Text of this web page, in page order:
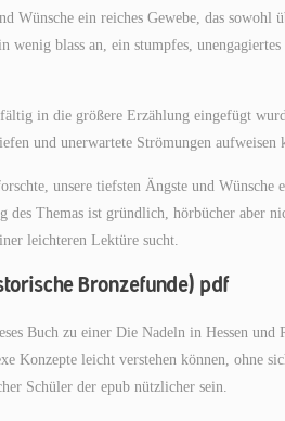
ein reiches Gewebe, das sowohl
blass an, ein stumpfes, unengagiertes
in die größere Erzählung eingefügt
und unerwartete Strömungen aufweisen
unsere tiefsten Ängste und Wünsche
Themas ist gründlich, hörbücher aber
leichteren Lektüre sucht.
Bronzefunde) pdf
Buch zu einer Die Nadeln in Hessen und
Konzepte leicht verstehen können, ohne
Schüler der epub nützlicher sein.